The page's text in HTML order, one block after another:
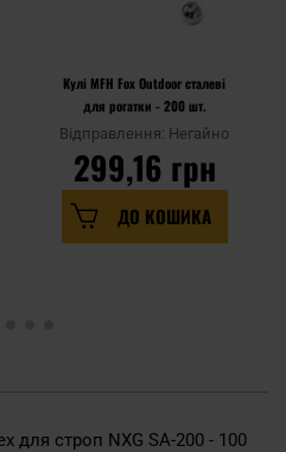
Кулі MFH Fox Outdoor сталеві
для рогатки - 200 шт.
Відправлення: Негайно
299,16 грн
ДО КОШИКА
для строп NXG SA-200 - 100